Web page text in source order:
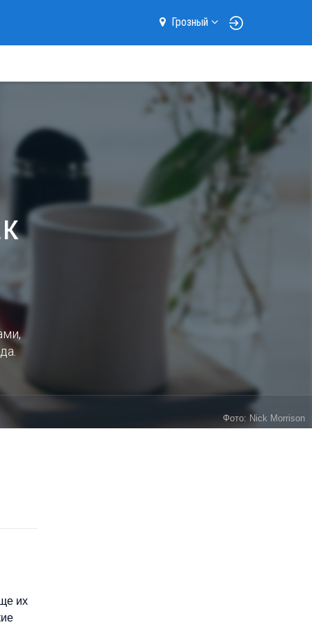
Грозный
Фото: Nick Morrison
их